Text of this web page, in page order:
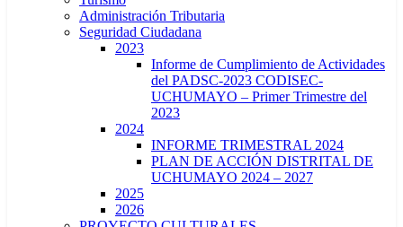
Administración Tributaria
Seguridad Ciudadana
2023
Informe de Cumplimiento de Actividades
del PADSC-2023 CODISEC-
UCHUMAYO – Primer Trimestre del
2023
2024
INFORME TRIMESTRAL 2024
PLAN DE ACCIÓN DISTRITAL DE
UCHUMAYO 2024 – 2027
2025
2026